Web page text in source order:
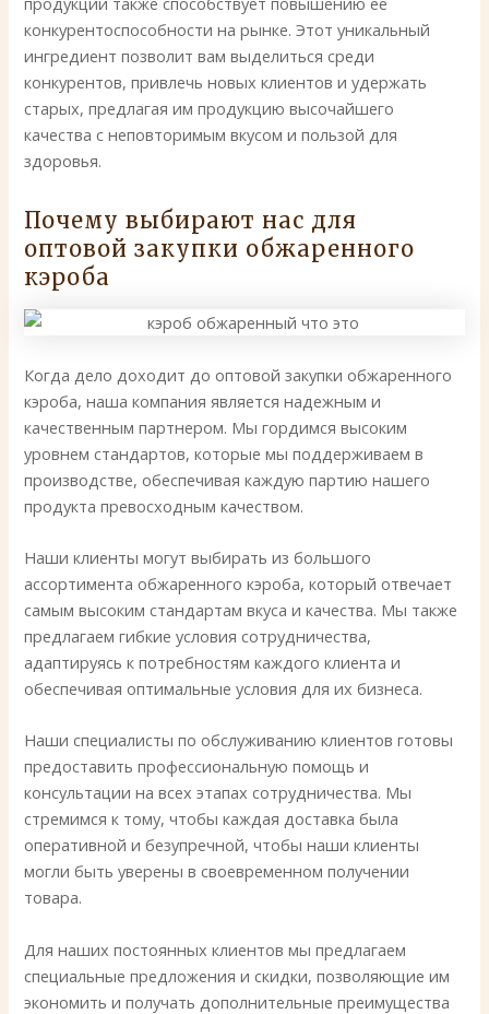
конкурентоспособности на рынке. Этот уникальный
ингредиент позволит вам выделиться среди
конкурентов, привлечь новых клиентов и удержать
старых, предлагая им продукцию высочайшего
качества с неповторимым вкусом и пользой для
здоровья.
Почему выбирают нас для
оптовой закупки обжаренного
кэроба
Когда дело доходит до оптовой закупки обжаренного
кэроба, наша компания является надежным и
качественным партнером. Мы гордимся высоким
уровнем стандартов, которые мы поддерживаем в
производстве, обеспечивая каждую партию нашего
продукта превосходным качеством.
Наши клиенты могут выбирать из большого
ассортимента обжаренного кэроба, который отвечает
самым высоким стандартам вкуса и качества. Мы также
предлагаем гибкие условия сотрудничества,
адаптируясь к потребностям каждого клиента и
обеспечивая оптимальные условия для их бизнеса.
Наши специалисты по обслуживанию клиентов готовы
предоставить профессиональную помощь и
консультации на всех этапах сотрудничества. Мы
стремимся к тому, чтобы каждая доставка была
оперативной и безупречной, чтобы наши клиенты
могли быть уверены в своевременном получении
товара.
Для наших постоянных клиентов мы предлагаем
специальные предложения и скидки, позволяющие им
экономить и получать дополнительные преимущества